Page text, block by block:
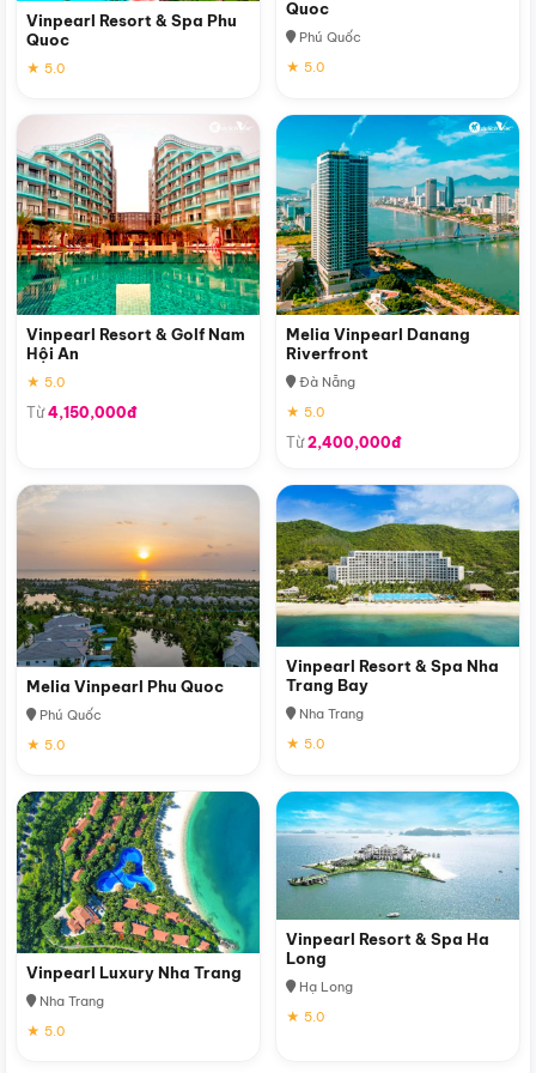
Vinpearl Resort & Spa Phu
Quoc
★ 5.0
Quoc
Phú Quốc
★ 5.0
Vinpearl Resort & Golf Nam
Hội An
★ 5.0
Từ4,150,000đ
Melia Vinpearl Danang
Riverfront
Đà Nẵng
★ 5.0
Từ2,400,000đ
Melia Vinpearl Phu Quoc
Phú Quốc
★ 5.0
Vinpearl Resort & Spa Nha
Trang Bay
Nha Trang
★ 5.0
Vinpearl Luxury Nha Trang
Nha Trang
★ 5.0
Vinpearl Resort & Spa Ha
Long
Hạ Long
★ 5.0